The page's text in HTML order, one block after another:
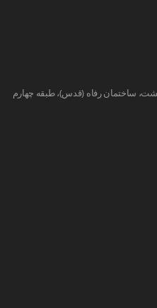
ساختمان رفاه (قدس)، طبقه چهارم